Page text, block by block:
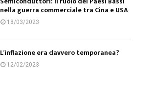
nella guerra commerciale tra Cina e USA
18/03/2023
L’inflazione era davvero temporanea?
12/02/2023